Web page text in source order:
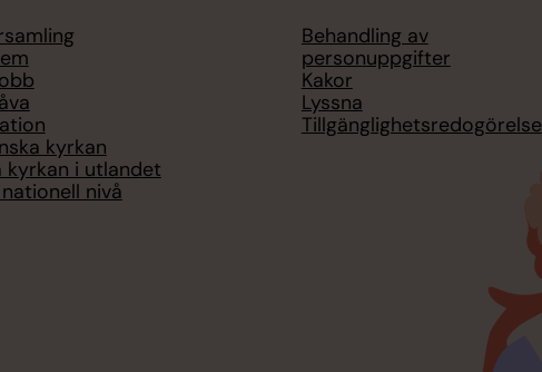
kyrkan
kyrkan i utlandet
nivå
Behandling av
personuppgifter
Kakor
Lyssna
Tillgänglighetsredogörelse